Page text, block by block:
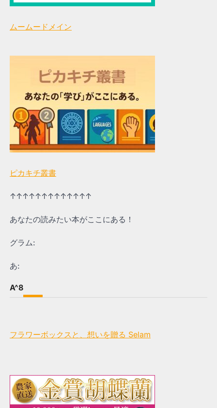
ムームードメイン
ピカキチ叢書
↑↑↑↑↑↑↑↑↑↑↑↑↑
あなたの読みたい本がここにある！
グラム:
あ:
A^8
フラワーボックスと、想いを贈る Selam